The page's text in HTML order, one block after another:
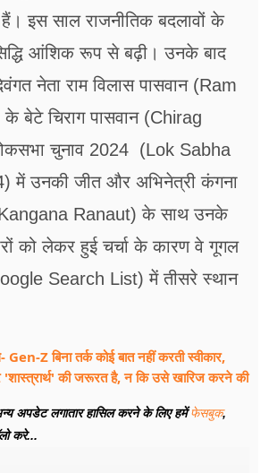
इस साल राजनीतिक बदलावों के
आंशिक रूप से बढ़ी। उनके बाद
नेता राम विलास पासवान (Ram
बेटे चिराग पासवान (Chirag
चुनाव 2024 (Lok Sabha
में उनकी जीत और अभिनेत्री कंगना
Ranaut) के साथ उनके
को लेकर हुई चर्चा के कारण वे गूगल
Search List) में तीसरे स्थान
Gen-Z बिना तर्क कोई बात नहीं करती स्वीकार,
की जरूरत है, न कि उसे खारिज करने की
अपडेट लगातार हासिल करने के लिए हमेंफेसबुक,
करे...